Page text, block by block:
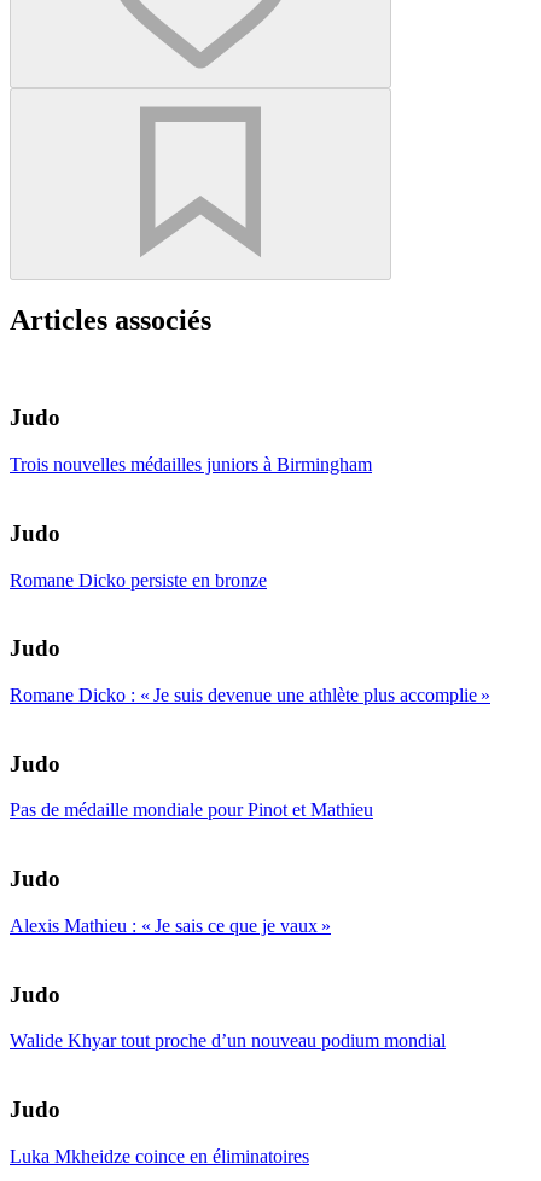
Articles associés
Judo
Trois nouvelles médailles juniors à Birmingham
Judo
Romane Dicko persiste en bronze
Judo
Romane Dicko : « Je suis devenue une athlète plus accomplie »
Judo
Pas de médaille mondiale pour Pinot et Mathieu
Judo
Alexis Mathieu : « Je sais ce que je vaux »
Judo
Walide Khyar tout proche d’un nouveau podium mondial
Judo
Luka Mkheidze coince en éliminatoires